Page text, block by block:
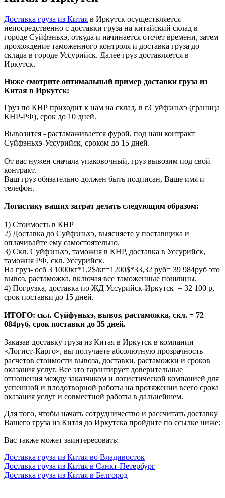
Доставка груза из Китая в Иркутск осуществляется
непосредственно с доставки груза на китайский склад в
городе Суйфэньхэ, откуда и начинается отсчет времени, затем
прохождение таможенного контроля и доставка груза до
склада в городе Уссурийск. Далее груз доставляется в
Иркутск.
Ниже смотрите оптимальный пример доставки груза из
Китая в Иркутск:
Груз по КНР приходит к нам на склад, в г.Суйфэньхэ (граница
КНР-РФ), срок до 10 дней.
Вывозится - растамаживается фурой, под наш контракт
Суйфэньхэ-Уссурийск, сроком до 15 дней.
От вас нужен сначала упаковочный, груз вывозим под свой
контракт.
Ваш груз обязательно должен быть подписан, Ваше имя и
телефон.
Логистику ваших затрат делать следующим образом:
1) Стоимость в КНР
2) Доставка до Суйфэньхэ, выясняете у поставщика и
оплачивайте ему самостоятельно.
3) Скл. Суйфэньхэ, таможня в КНР, доставка в Уссурийск,
таможня РФ, скл. Уссурийск.
На груз- осб 3 1000кг*1,2$/кг=1200$*33,32 руб= 39 984руб это
вывоз, растаможка, включая все таможенные пошлины.
4) Погрузка, доставка по ЖД Уссурийск-Иркутск = 32 100 р,
срок поставки до 15 дней.
ИТОГО: скл. Суйфуньхэ, вывоз, растаможка, скл. = 72
084руб, срок поставки до 35 дней.
Заказав доставку груза из Китая в Иркутск в компании
«Логист-Карго», вы получаете абсолютную прозрачность
расчетов стоимости вывоза, доставки, растаможки и сроков
оказания услуг. Все это гарантирует доверительные
отношения между заказчиком и логистической компанией для
успешной и плодотворной работы на протяжении всего срока
оказания услуг и совместной работы в дальнейшем.
Для того, чтобы начать сотрудничество и рассчитать доставку
Вашего груза из Китая до Иркутска пройдите по ссылке ниже:
Вас также может заинтересовать:
Доставка груза из Китая во Владивосток
Доставка груза из Китая в Санкт-Петербург
Доставка груза из Китая в Белгород